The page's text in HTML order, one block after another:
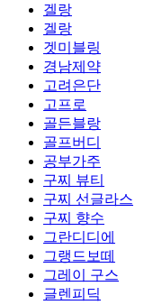
겔랑
겔랑
겟미블링
경남제약
고려은단
고프로
골든블랑
골프버디
공부가주
구찌 뷰티
구찌 선글라스
구찌 향수
그란디디에
그랭드보떼
그레이 구스
글렌피딕